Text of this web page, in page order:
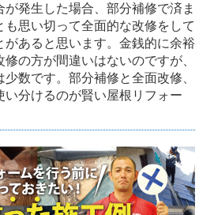
発生した場合、部分補修で済ま
思い切って全面的な改修をして
があると思います。金銭的に余裕
の方が間違いはないのですが、
数です。部分補修と全面改修、
い分けるのが賢い屋根リフォー